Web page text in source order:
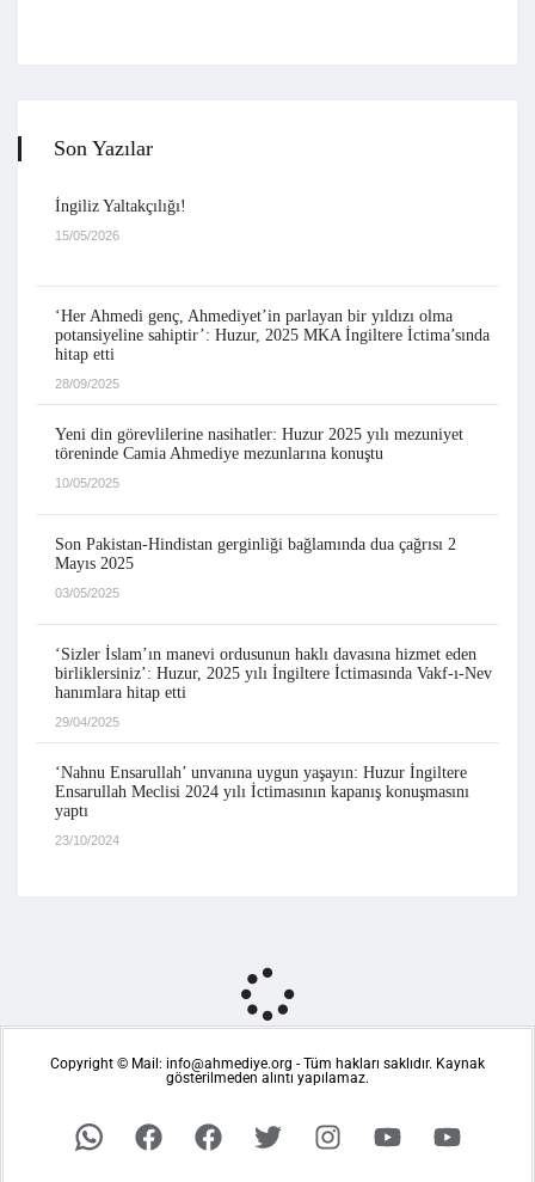
Son Yazılar
İngiliz Yaltakçılığı!
15/05/2026
‘Her Ahmedi genç, Ahmediyet’in parlayan bir yıldızı olma
potansiyeline sahiptir’: Huzur, 2025 MKA İngiltere İctima’sında
hitap etti
28/09/2025
Yeni din görevlilerine nasihatler: Huzur 2025 yılı mezuniyet
töreninde Camia Ahmediye mezunlarına konuştu
10/05/2025
Son Pakistan-Hindistan gerginliği bağlamında dua çağrısı 2
Mayıs 2025
03/05/2025
‘Sizler İslam’ın manevi ordusunun haklı davasına hizmet eden
birliklersiniz’: Huzur, 2025 yılı İngiltere İctimasında Vakf-ı-Nev
hanımlara hitap etti
29/04/2025
‘Nahnu Ensarullah’ unvanına uygun yaşayın: Huzur İngiltere
Ensarullah Meclisi 2024 yılı İctimasının kapanış konuşmasını
yaptı
23/10/2024
Copyright © Mail: info@ahmediye.org - Tüm hakları saklıdır. Kaynak
gösterilmeden alıntı yapılamaz.